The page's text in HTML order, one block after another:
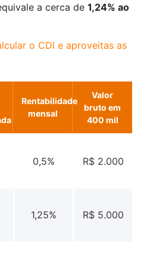
a cerca de 1,24% ao
o CDI e aproveitas as
Rentabilidade
mensal
Valor
bruto em
400 mil
0,5% R$ 2.000
1,25% R$ 5.000